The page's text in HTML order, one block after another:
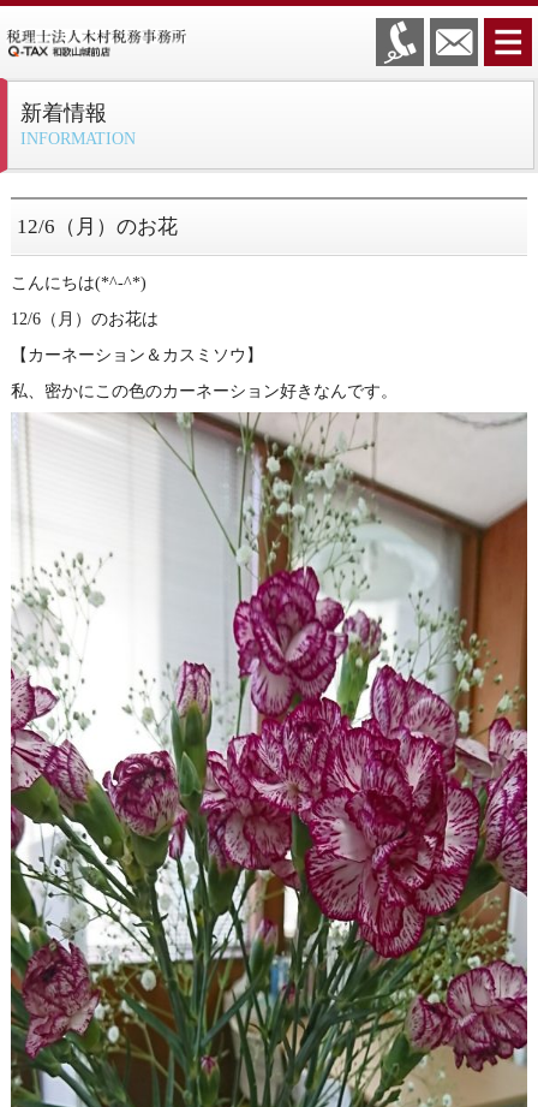
新着情報
INFORMATION
12/6（月）のお花
こんにちは(*^-^*)
12/6（月）のお花は
【カーネーション＆カスミソウ】
私、密かにこの色のカーネーション好きなんです。